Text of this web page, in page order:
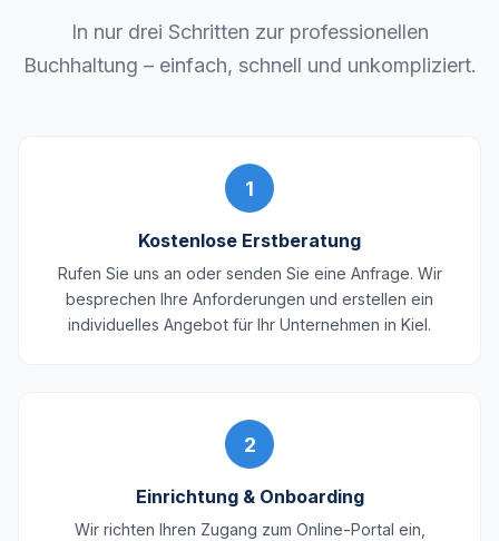
In nur drei Schritten zur professionellen
Buchhaltung – einfach, schnell und unkompliziert.
1
Kostenlose Erstberatung
Rufen Sie uns an oder senden Sie eine Anfrage. Wir
besprechen Ihre Anforderungen und erstellen ein
individuelles Angebot für Ihr Unternehmen in Kiel.
2
Einrichtung & Onboarding
Wir richten Ihren Zugang zum Online-Portal ein,